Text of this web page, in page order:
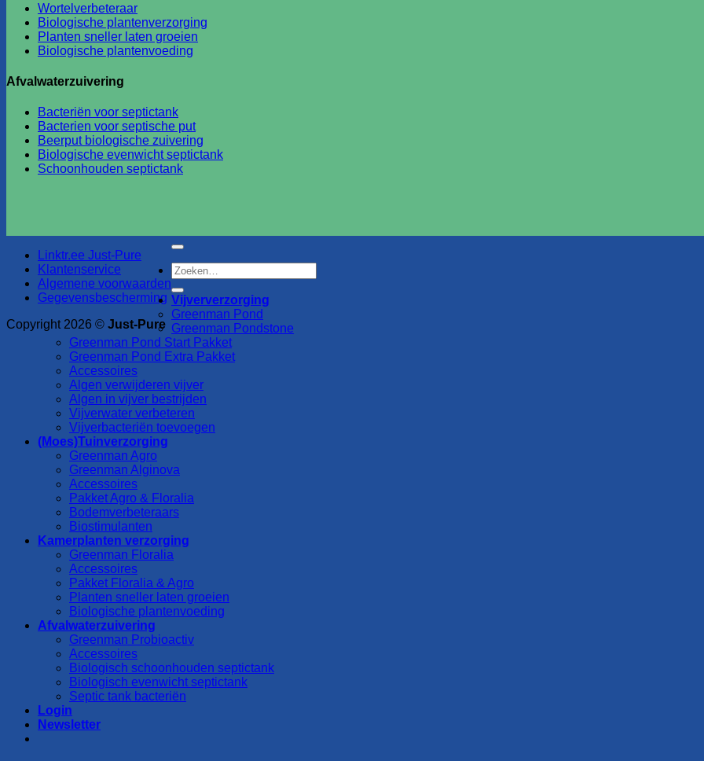
Wortelverbeteraar
Biologische plantenverzorging
Planten sneller laten groeien
Biologische plantenvoeding
Afvalwaterzuivering
Bacteriën voor septictank
Bacterien voor septische put
Beerput biologische zuivering
Biologische evenwicht septictank
Schoonhouden septictank
Linktr.ee Just-Pure
Klantenservice
Algemene voorwaarden
Gegevensbescherming
Copyright 2026 © Just-Pure
Zoeken
naar:
Vijververzorging
Greenman Pond
Greenman Pondstone
Greenman Pond Start Pakket
Greenman Pond Extra Pakket
Accessoires
Algen verwijderen vijver
Algen in vijver bestrijden
Vijverwater verbeteren
Vijverbacteriën toevoegen
(Moes)Tuinverzorging
Greenman Agro
Greenman Alginova
Accessoires
Pakket Agro & Floralia
Bodemverbeteraars
Biostimulanten
Kamerplanten verzorging
Greenman Floralia
Accessoires
Pakket Floralia & Agro
Planten sneller laten groeien
Biologische plantenvoeding
Afvalwaterzuivering
Greenman Probioactiv
Accessoires
Biologisch schoonhouden septictank
Biologisch evenwicht septictank
Septic tank bacteriën
Login
Newsletter